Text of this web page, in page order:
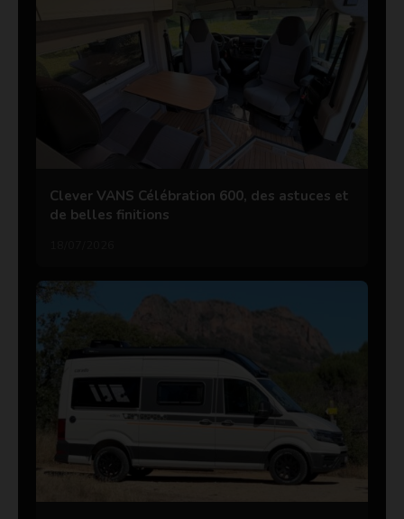
Clever VANS Célébration 600, des astuces et
de belles finitions